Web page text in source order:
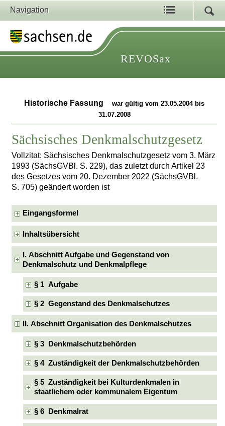
Navigation
REVOSax
Historische Fassung
war gültig vom 23.05.2004 bis
31.07.2008
Sächsisches Denkmalschutzgesetz
Vollzitat: Sächsisches Denkmalschutzgesetz vom 3. März
1993 (SächsGVBl. S. 229), das zuletzt durch Artikel 23
des Gesetzes vom 20. Dezember 2022 (SächsGVBl.
S. 705) geändert worden ist
Eingangsformel
Inhaltsübersicht
I. Abschnitt Aufgabe und Gegenstand von
Denkmalschutz und Denkmalpflege
§ 1 Aufgabe
§ 2 Gegenstand des Denkmalschutzes
II. Abschnitt Organisation des Denkmalschutzes
§ 3 Denkmalschutzbehörden
§ 4 Zuständigkeit der Denkmalschutzbehörden
§ 5 Zuständigkeit bei Kulturdenkmalen in
staatlichem oder kommunalem Eigentum
§ 6 Denkmalrat